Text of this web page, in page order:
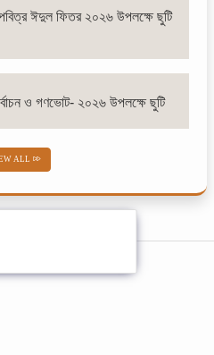
ঈদুল ফিতর ২০২৬ উপলক্ষে ছুটি
ও গণভোট- ২০২৬ উপলক্ষে ছুটি
ALL